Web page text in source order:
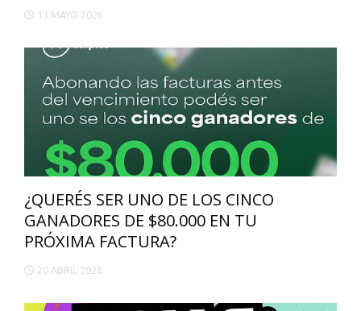
13 MAYO 2026
¿QUERÉS SER UNO DE LOS CINCO
GANADORES DE $80.000 EN TU
PRÓXIMA FACTURA?
20 ABRIL 2026